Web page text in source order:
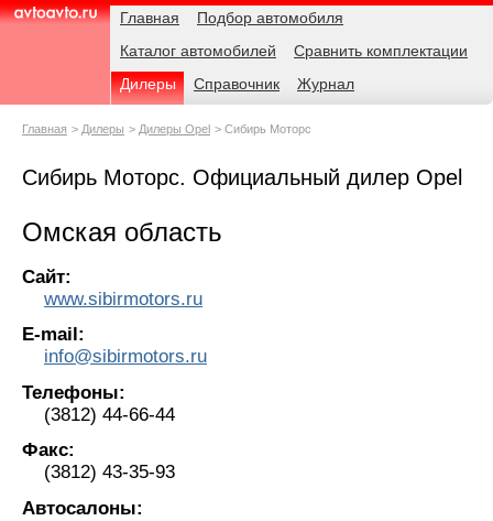
AvtoAvto.ru
Навигация Главная
Подбор автомобиля
Каталог автомобилей
Сравнить комплектации
Дилеры
Справочник Журнал
Родительские
Главная Дилеры Дилеры Opel Сибирь Моторс
Сибирь Моторс. Официальный дилер Opel
Омская область
Сайт:
www.sibirmotors.ru
E-mail:
info@sibirmotors.ru
Телефоны:
(3812) 44-66-44
Факс:
(3812) 43-35-93
Автосалоны: